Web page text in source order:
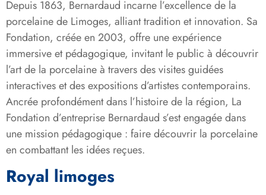
Depuis 1863, Bernardaud incarne l’excellence de la
porcelaine de Limoges, alliant tradition et innovation. Sa
Fondation, créée en 2003, offre une expérience
immersive et pédagogique, invitant le public à découvrir
l’art de la porcelaine à travers des visites guidées
interactives et des expositions d’artistes contemporains.
Ancrée profondément dans l’histoire de la région, La
Fondation d’entreprise Bernardaud s’est engagée dans
une mission pédagogique : faire découvrir la porcelaine
en combattant les idées reçues.
Royal limoges